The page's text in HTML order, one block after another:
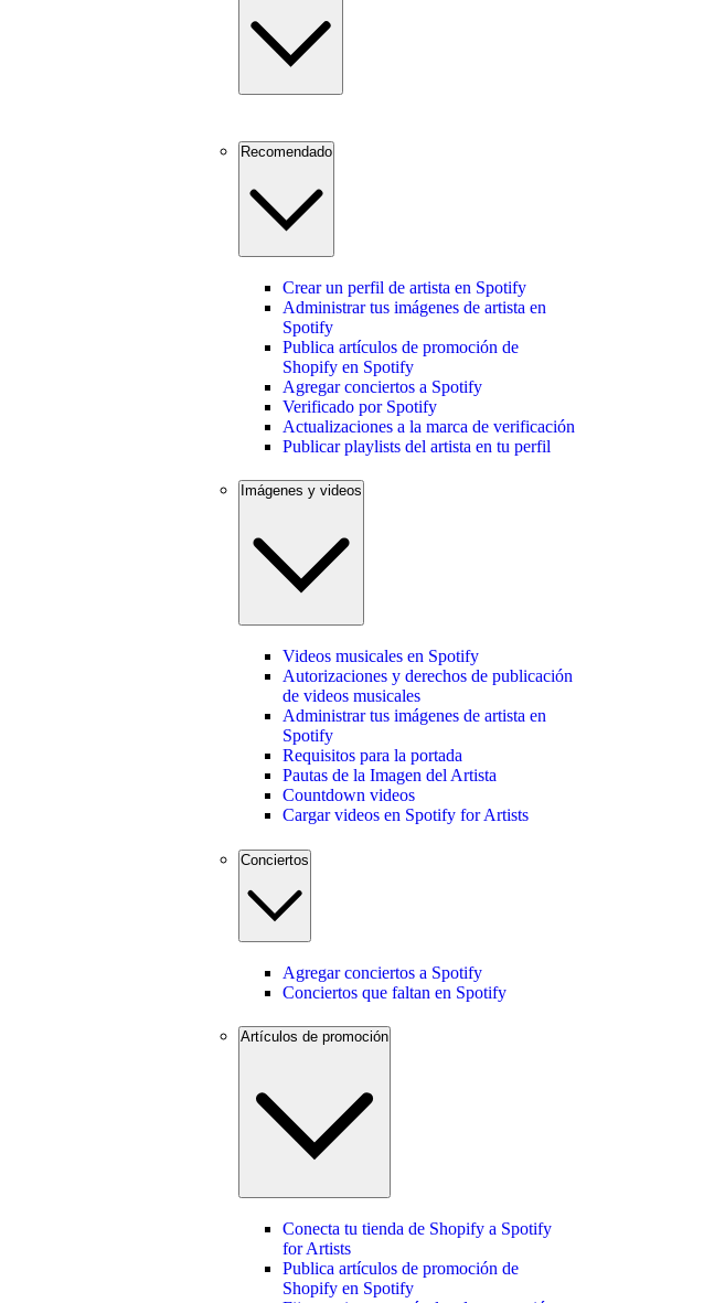
Recomendado
Crear un perfil de artista en Spotify
Administrar tus imágenes de artista en
Spotify
Publica artículos de promoción de
Shopify en Spotify
Agregar conciertos a Spotify
Verificado por Spotify
Actualizaciones a la marca de verificación
Publicar playlists del artista en tu perfil
Imágenes y videos
Videos musicales en Spotify
Autorizaciones y derechos de publicación
de videos musicales
Administrar tus imágenes de artista en
Spotify
Requisitos para la portada
Pautas de la Imagen del Artista
Countdown videos
Cargar videos en Spotify for Artists
Conciertos
Agregar conciertos a Spotify
Conciertos que faltan en Spotify
Artículos de promoción
Conecta tu tienda de Shopify a Spotify
for Artists
Publica artículos de promoción de
Shopify en Spotify